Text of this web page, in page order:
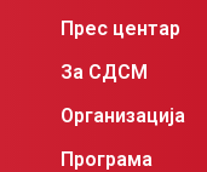
Прес центар
За СДСМ
Организација
Програма